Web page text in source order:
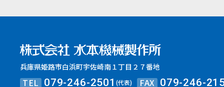
兵庫県姫路市白浜町宇佐崎南１丁目２７番地
TEL 079-246-2501(代表) FAX 079-246-